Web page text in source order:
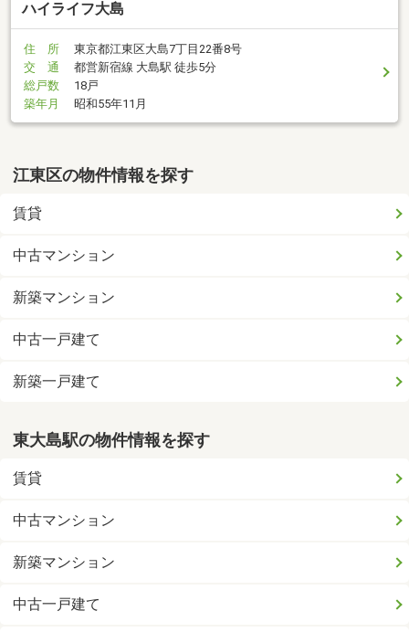
ハイライフ大島
住 所
東京都江東区大島7丁目22番8号
交 通
都営新宿線 大島駅 徒歩5分
総戸数
18戸
築年月
昭和55年11月
江東区の物件情報を探す
賃貸
中古マンション
新築マンション
中古一戸建て
新築一戸建て
東大島駅の物件情報を探す
賃貸
中古マンション
新築マンション
中古一戸建て